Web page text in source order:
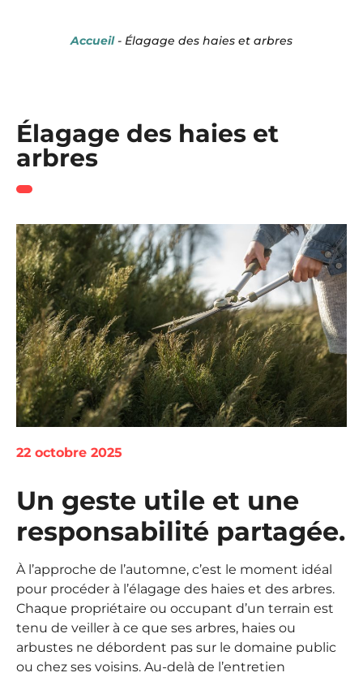
Accueil- Élagage des haies et arbres
Élagage des haies et
arbres
22 octobre 2025
Un geste utile et une
responsabilité partagée.
À l’approche de l’automne, c’est le moment idéal
pour procéder à l’élagage des haies et des arbres.
Chaque propriétaire ou occupant d’un terrain est
tenu de veiller à ce que ses arbres, haies ou
arbustes ne débordent pas sur le domaine public
ou chez ses voisins. Au-delà de l’entretien